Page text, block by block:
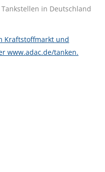
in Deutschland
Kraftstoffmarkt und
www.adac.de/tanken.